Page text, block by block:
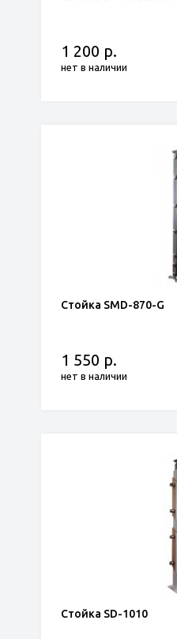
1 200 р.
нет в наличии
Стойка SMD-870-G
1 550 р.
нет в наличии
Стойка SD-1010